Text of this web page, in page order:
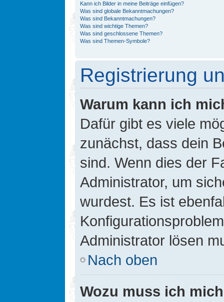
Kann ich Bilder in meine Beiträge einfügen?
Was sind globale Bekanntmachungen?
Was sind Bekanntmachungen?
Was sind wichtige Themen?
Was sind geschlossene Themen?
Was sind Themen-Symbole?
Registrierung
Warum kann ich
Dafür gibt es viele
zunächst, dass dein
sind. Wenn dies der
Administrator, um
wurdest. Es ist
Administrator lösen
Nach oben
Wozu muss ich